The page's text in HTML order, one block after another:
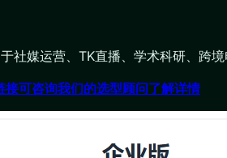
社媒运营、TK直播、学术科研、跨
接可咨询我们的选型顾问了解详情